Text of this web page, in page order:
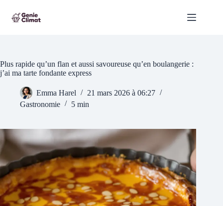
contenu
Plus rapide qu’un flan et aussi savoureuse qu’en boulangerie :
j’ai ma tarte fondante express
Emma Harel
21 mars 2026 à 06:27
Gastronomie
5 min